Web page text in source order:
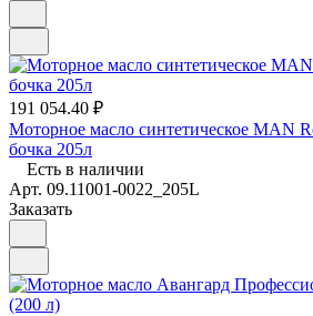
191 054.40 ₽
Моторное масло синтетическое MAN
бочка 205л
Есть в наличии
Арт. 09.11001-0022_205L
Заказать